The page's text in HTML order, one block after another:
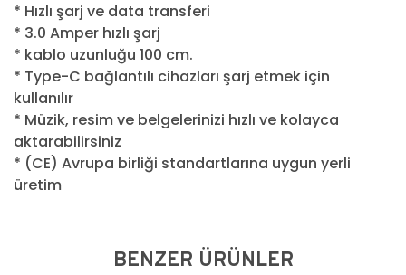
* Hızlı şarj ve data transferi
* 3.0 Amper hızlı şarj
* kablo uzunluğu 100 cm.
* Type-C bağlantılı cihazları şarj etmek için
kullanılır
* Müzik, resim ve belgelerinizi hızlı ve kolayca
aktarabilirsiniz
* (CE) Avrupa birliği standartlarına uygun yerli
üretim
BENZER ÜRÜNLER